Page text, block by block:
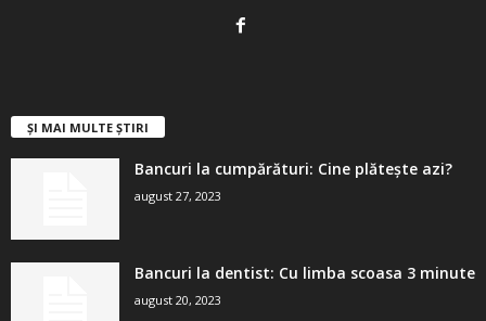
ȘI MAI MULTE ȘTIRI
Bancuri la cumpărături: Cine plătește azi?
august 27, 2023
Bancuri la dentist: Cu limba scoasa 3 minute
august 20, 2023